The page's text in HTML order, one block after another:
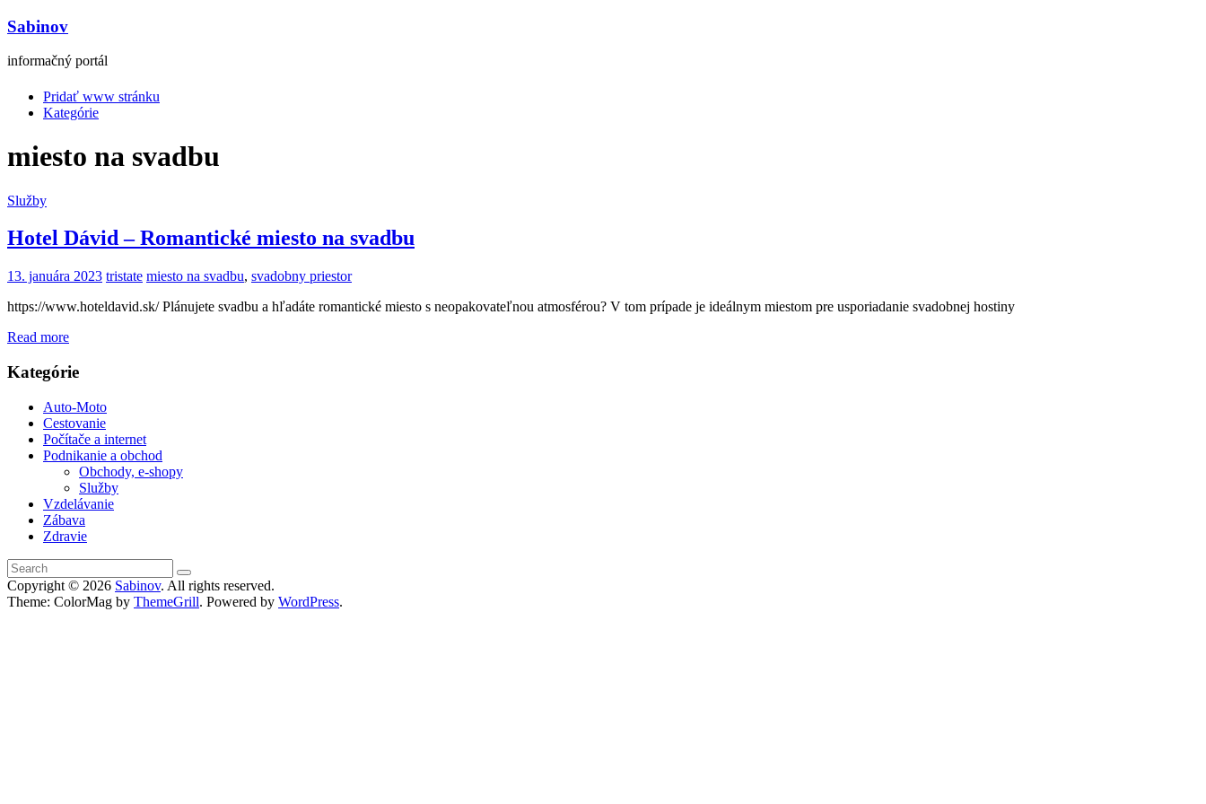
Sabinov
informačný portál
Pridať www stránku
Kategórie
miesto na svadbu
Služby
Hotel Dávid – Romantické miesto na svadbu
13. januára 2023 tristate miesto na svadbu, svadobny priestor
https://www.hoteldavid.sk/ Plánujete svadbu a hľadáte romantické miesto s neopakovateľnou atmosférou? V tom prípade je ideálnym miestom pre usporiadanie svadobnej hostiny
Read more
Kategórie
Auto-Moto
Cestovanie
Počítače a internet
Podnikanie a obchod
Obchody, e-shopy
Služby
Vzdelávanie
Zábava
Zdravie
Copyright © 2026 Sabinov. All rights reserved.
Theme: ColorMag by ThemeGrill. Powered by WordPress.